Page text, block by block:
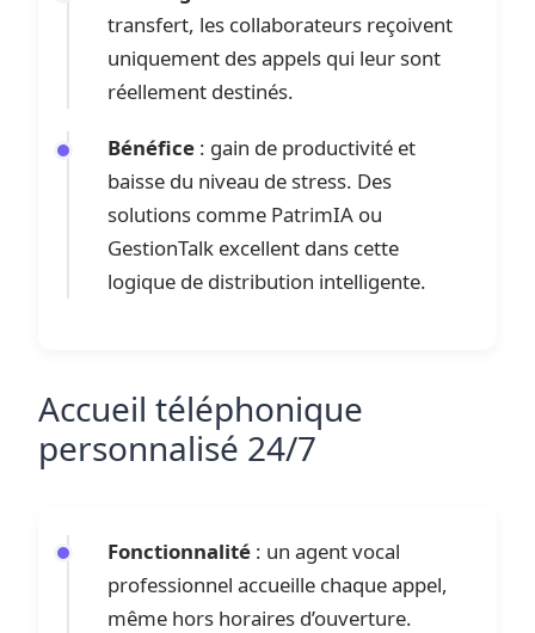
transfert, les collaborateurs reçoivent
uniquement des appels qui leur sont
réellement destinés.
Bénéfice : gain de productivité et
baisse du niveau de stress. Des
solutions comme PatrimIA ou
GestionTalk excellent dans cette
logique de distribution intelligente.
Accueil téléphonique
personnalisé 24/7
Fonctionnalité : un agent vocal
professionnel accueille chaque appel,
même hors horaires d’ouverture.